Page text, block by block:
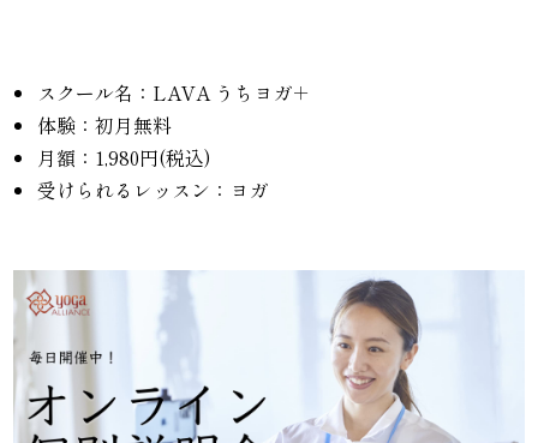
スクール名：LAVA うちヨガ＋
体験：初月無料
月額：1,980円(税込)
受けられるレッスン：ヨガ